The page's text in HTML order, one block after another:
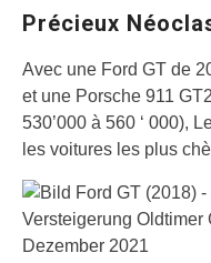
Précieux
Avec une Ford GT de
et une Porsche 911
530’000 à 560 ‘ 000),
les voitures les plus